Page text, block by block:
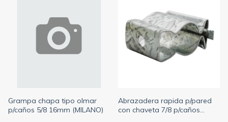
Grampa chapa tipo olmar
p/caños 5/8 16mm (MILANO)
Abrazadera rapida p/pared
con chaveta 7/8 p/caños